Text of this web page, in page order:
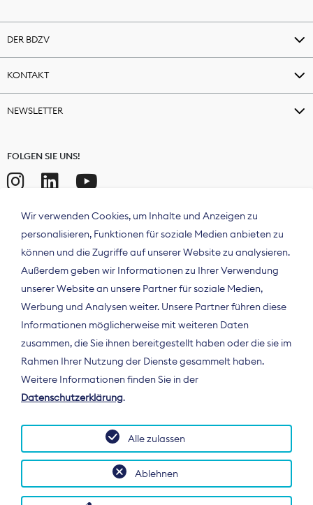
DER BDZV
KONTAKT
NEWSLETTER
FOLGEN SIE UNS!
Der Bundesverband Digitalpublisher und
Zeitungsverleger (BDZV) vertritt als
Spitzenorganisation die Interessen der
Deutschland und auf EU-Ebene.
Wir verwenden Cookies, um Inhalte und Anzeigen zu
personalisieren, Funktionen für soziale Medien anbieten zu
können und die Zugriffe auf unserer Website zu analysieren.
Außerdem geben wir Informationen zu Ihrer Verwendung
unserer Website an unsere Partner für soziale Medien,
Werbung und Analysen weiter. Unsere Partner führen diese
Informationen möglicherweise mit weiteren Daten
zusammen, die Sie ihnen bereitgestellt haben oder die sie im
Rahmen Ihrer Nutzung der Dienste gesammelt haben.
Weitere Informationen finden Sie in der
Datenschutzerklärung.
Ablehnen
Alle zulassen